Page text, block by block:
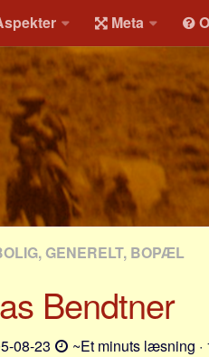
Meta
GENERELT, BOPÆL
Bendtner
08-23
~Et minuts læsning ·